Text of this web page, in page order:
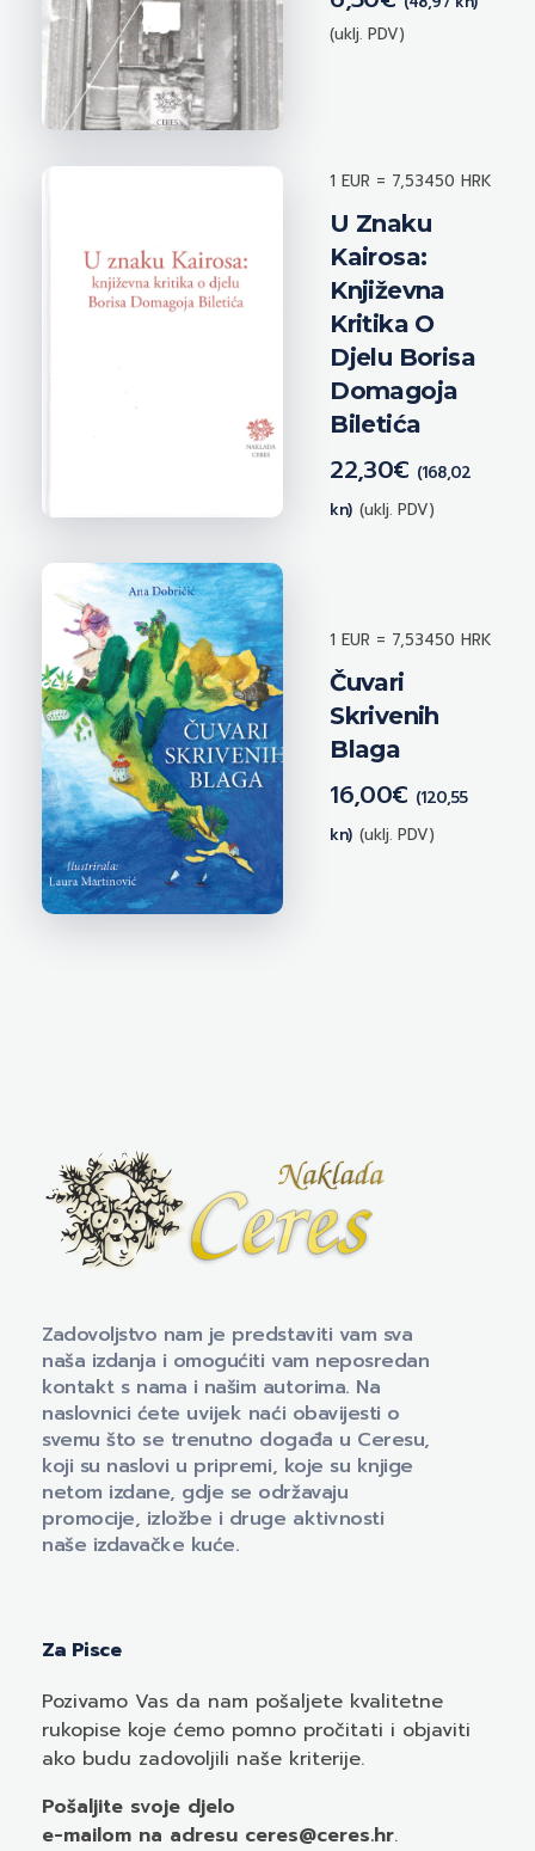
(uklj. PDV)
U Znaku
Kairosa:
Književna
Kritika O
Djelu Borisa
Domagoja
Biletića
22,30€ (168,02
kn) (uklj. PDV)
1 EUR = 7,53450 HRK
Čuvari
Skrivenih
Blaga
16,00€ (120,55
kn) (uklj. PDV)
1 EUR = 7,53450 HRK
Zadovoljstvo nam je predstaviti vam sva
naša izdanja i omogućiti vam neposredan
kontakt s nama i našim autorima. Na
naslovnici ćete uvijek naći obavijesti o
svemu što se trenutno događa u Ceresu,
koji su naslovi u pripremi, koje su knjige
netom izdane, gdje se održavaju
promocije, izložbe i druge aktivnosti
naše izdavačke kuće.
Za Pisce
Pozivamo Vas da nam pošaljete kvalitetne
rukopise koje ćemo pomno pročitati i objaviti
ako budu zadovoljili naše kriterije.
Pošaljite svoje djelo
e-mailom na adresu ceres@ceres.hr.